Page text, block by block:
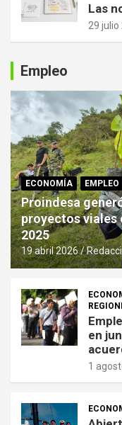
Las
29 julio
Empleo
ECONOMÍA EMPLEO
Proindesa
proyectos viales
2025
19 abril 2026
en
1